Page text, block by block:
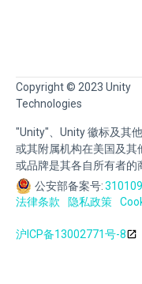
Copyright © 2023 Unity
Technologies
"Unity"、Unity 徽标及其
或其附属机构在美国及
或品牌是其各自所有者的
公安部备案号:
法律条款
隐私政策
沪ICP备13002771号-8